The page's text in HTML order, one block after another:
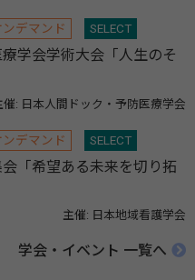
デマンド SELECT
学会学術大会「人生のそ
催: 日本人間ドック・予防医療学会
デマンド SELECT
「希望ある未来を切り拓
主催: 日本地域看護学会
学会・イベント 一覧へ